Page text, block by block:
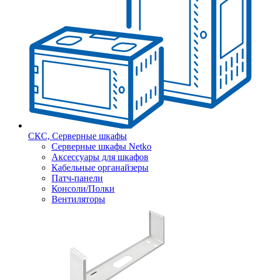
СКС, Серверные шкафы
Серверные шкафы Netko
Аксессуары для шкафов
Кабельные органайзеры
Патч-панели
Консоли/Полки
Вентиляторы